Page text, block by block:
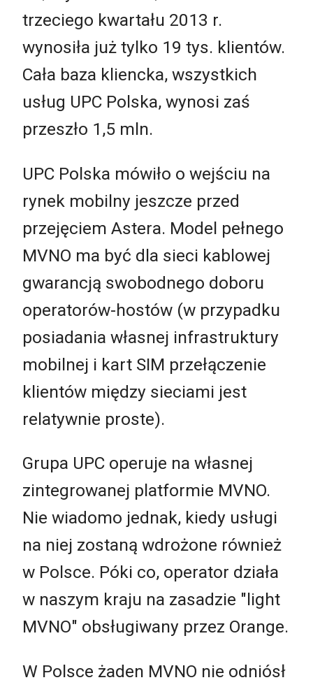
trzeciego kwartału 2013 r.
wynosiła już tylko 19 tys. klientów.
Cała baza kliencka, wszystkich
usług UPC Polska, wynosi zaś
przeszło 1,5 mln.
UPC Polska mówiło o wejściu na
rynek mobilny jeszcze przed
przejęciem Astera. Model pełnego
MVNO ma być dla sieci kablowej
gwarancją swobodnego doboru
operatorów-hostów (w przypadku
posiadania własnej infrastruktury
mobilnej i kart SIM przełączenie
klientów między sieciami jest
relatywnie proste).
Grupa UPC operuje na własnej
zintegrowanej platformie MVNO.
Nie wiadomo jednak, kiedy usługi
na niej zostaną wdrożone również
w Polsce. Póki co, operator działa
w naszym kraju na zasadzie "light
MVNO" obsługiwany przez Orange.
W Polsce żaden MVNO nie odniósł